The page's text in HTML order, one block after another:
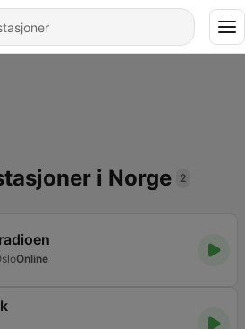
i Norge 2
Online